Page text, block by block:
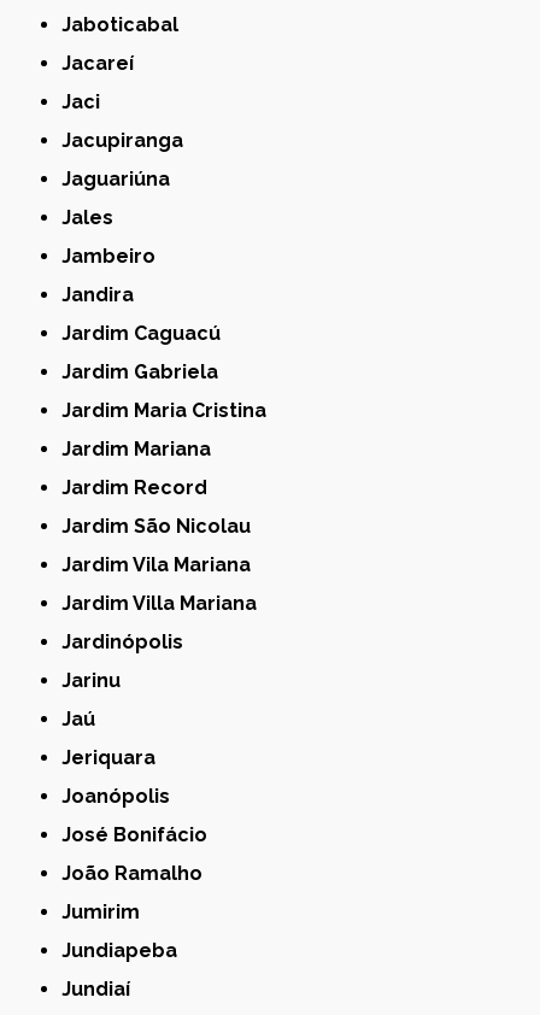
Jaboticabal
Jacareí
Jaci
Jacupiranga
Jaguariúna
Jales
Jambeiro
Jandira
Jardim Caguacú
Jardim Gabriela
Jardim Maria Cristina
Jardim Mariana
Jardim Record
Jardim São Nicolau
Jardim Vila Mariana
Jardim Villa Mariana
Jardinópolis
Jarinu
Jaú
Jeriquara
Joanópolis
José Bonifácio
João Ramalho
Jumirim
Jundiapeba
Jundiaí